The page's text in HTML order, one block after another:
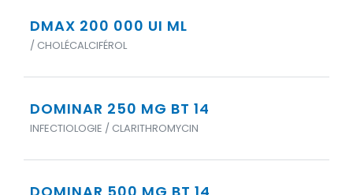
DMAX 200 000 UI ML
/ CHOLÉCALCIFÉROL
DOMINAR 250 MG BT 14
INFECTIOLOGIE / CLARITHROMYCIN